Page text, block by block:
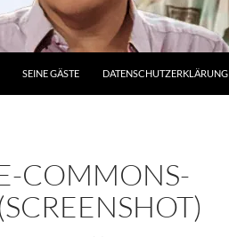
SEINE GÄSTE DATENSCHUTZERKLÄRUNG
COMMONS-